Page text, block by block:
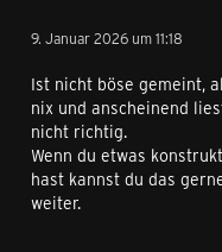
9. Januar 2026 um 11:18
Ist nicht böse gemeint,
nix und anscheinend
nicht richtig.
Wenn du etwas
hast kannst du das
weiter.